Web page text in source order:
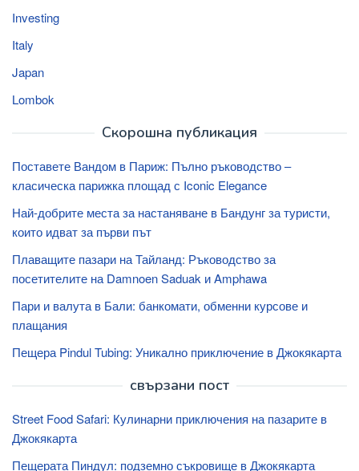
Investing
Italy
Japan
Lombok
Скорошна публикация
Поставете Вандом в Париж: Пълно ръководство –
класическа парижка площад с Iconic Elegance
Най-добрите места за настаняване в Бандунг за туристи,
които идват за първи път
Плаващите пазари на Тайланд: Ръководство за
посетителите на Damnoen Saduak и Amphawa
Пари и валута в Бали: банкомати, обменни курсове и
плащания
Пещера Pindul Tubing: Уникално приключение в Джокякарта
свързани пост
Street Food Safari: Кулинарни приключения на пазарите в
Джокякарта
Пещерата Пиндул: подземно съкровище в Джокякарта